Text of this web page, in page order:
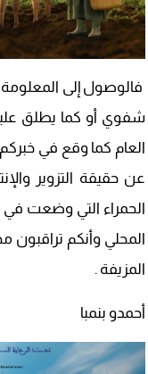
فالوصول إلى
شفوي أو كما يطلق
العام كما وقع في خبركم
عن حقيقة التزوير
الحمراء التي وضعت في
المحلي وأنكم تراقبون
المزيفة .
أحمدو بنمبا